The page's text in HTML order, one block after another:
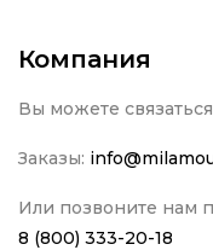
Компания
Вы можете
Заказы:
Или позвоните нам
8 (800) 333-20-18